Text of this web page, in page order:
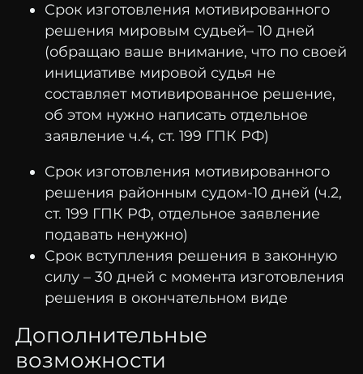
Срок изготовления мотивированного
решения мировым судьей– 10 дней
(обращаю ваше внимание, что по своей
инициативе мировой судья не
составляет мотивированное решение,
об этом нужно написать отдельное
заявление ч.4, ст. 199 ГПК РФ)
Срок изготовления мотивированного
решения районным судом-10 дней (ч.2,
ст. 199 ГПК РФ, отдельное заявление
подавать ненужно)
Срок вступления решения в законную
силу – 30 дней с момента изготовления
решения в окончательном виде
Дополнительные
возможности